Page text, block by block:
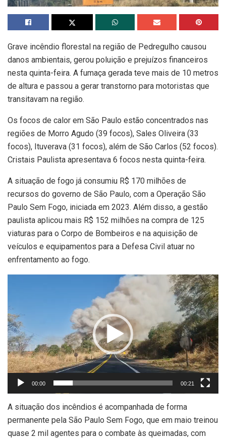
Grave incêndio florestal na região de Pedregulho causou
danos ambientais, gerou poluição e prejuízos financeiros
nesta quinta-feira. A fumaça gerada teve mais de 10 metros
de altura e passou a gerar transtorno para motoristas que
transitavam na região.
Os focos de calor em São Paulo estão concentrados nas
regiões de Morro Agudo (39 focos), Sales Oliveira (33
focos), Ituverava (31 focos), além de São Carlos (52 focos).
Cristais Paulista apresentava 6 focos nesta quinta-feira.
A situação de fogo já consumiu R$ 170 milhões de
recursos do governo de São Paulo, com a Operação São
Paulo Sem Fogo, iniciada em 2023. Além disso, a gestão
paulista aplicou mais R$ 152 milhões na compra de 125
viaturas para o Corpo de Bombeiros e na aquisição de
veículos e equipamentos para a Defesa Civil atuar no
enfrentamento ao fogo.
00:00 00:21
A situação dos incêndios é acompanhada de forma
permanente pela São Paulo Sem Fogo, que em maio treinou
quase 2 mil agentes para o combate às queimadas, com